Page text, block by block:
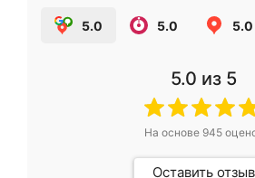
5.0 5.0 5.0
5.0 из 5
На основе 945
Оставить отзыв